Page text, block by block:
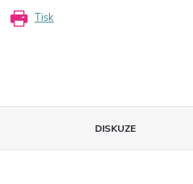
Tisk
DISKUZE